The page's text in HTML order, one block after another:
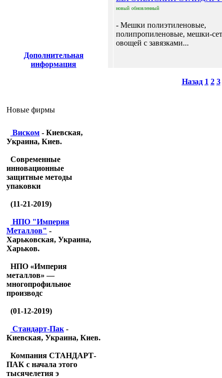
Дополнительная
информация
Новые фирмы
Виском - Киевская,
Украина, Киев.
Современные
инновационные
защитные методы
упаковки
(11-21-2019)
НПО "Империя
Металлов" -
Харьковская, Украина,
Харьков.
НПО «Империя
металлов» —
многопрофильное
производс
(01-12-2019)
Стандарт-Пак -
Киевская, Украина, Киев.
Компания СТАНДАРТ-
ПАК с начала этого
тысячелетия э
новый обновленный
- Мешки полиэтиленовые,
полипропиленовые, мешки-
овощей с завязками...
Назад 1 2 3